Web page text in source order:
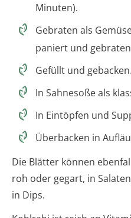
Minuten).
Gebraten als
paniert und
Gefüllt und gebacken.
In Sahnesoße als
In Eintöpfen und
Überbacken in
Die Blätter können
roh oder gegart, in
in Dips.